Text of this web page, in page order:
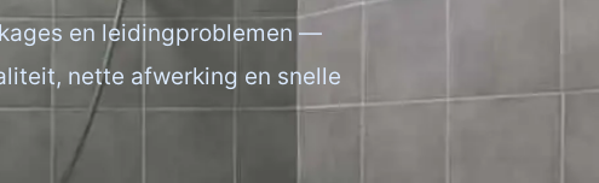
en leidingproblemen —
nette afwerking en snelle